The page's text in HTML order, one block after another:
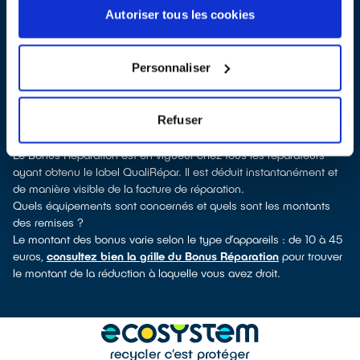
Autoriser tous les cookies
Personnaliser
Refuser
labellisés QualiRépar. En cliquant sur la fiche détaillée du
réparateur, vous découvrirez pour quels types d’appareils ce
électroménager, TV, smartphone, outillage électroportatif : à
chaque famille d’appareils son réparateur spécialisé et labellisé
QualiRépar.
Comment bénéficier du Bonus Réparation à Saint-Joachim ?
Le Bonus Réparation est en vigueur chez tous les réparateurs
ayant obtenu le label QualiRépar. Il est déduit instantanément et
de manière visible de la facture de réparation.
Quels équipements sont concernés et quels sont les montants
des remises ?
Le montant des bonus varie selon le type d’appareils : de 10 à 45
euros, consultez bien la grille du Bonus Réparation pour trouver
le montant de la réduction à laquelle vous avez droit.